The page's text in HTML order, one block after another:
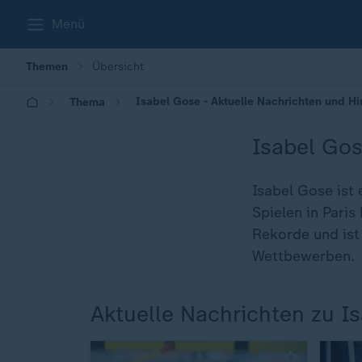
Menü
Themen Übersicht
Thema Isabel Gose - Aktuelle Nachrichten und
Isabel
Isabel Gose ist
Spielen in
Rekorde und
Wettbewerben.
Aktuelle Nachrichten zu